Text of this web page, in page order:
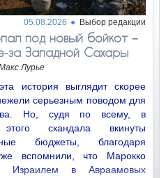
05.08.2026 Выбор редакции
под новый бойкот −
Западной Сахары
Лурье
история выглядит скорее
серьезным поводом для
Но, судя по всему, в
этого скандала вкинуты
бюджеты, благодаря
вспомнили, что Марокко
Израилем в Авраамовых